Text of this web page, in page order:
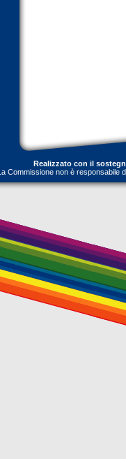
Realizzato con il
Commissione non è responsabile